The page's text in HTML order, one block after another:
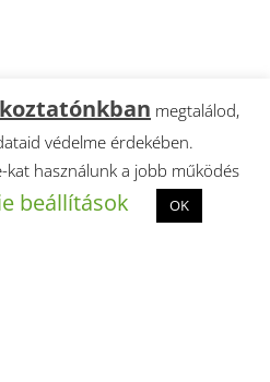
megtalálod,
védelme érdekében.
használunk a jobb működés
beállítások OK